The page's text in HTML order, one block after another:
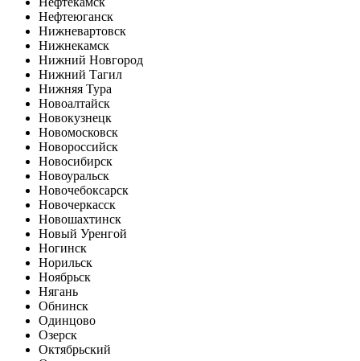
Нефтеюганск
Нижневартовск
Нижнекамск
Нижний Новгород
Нижний Тагил
Нижняя Тура
Новоалтайск
Новокузнецк
Новомосковск
Новороссийск
Новосибирск
Новоуральск
Новочебоксарск
Новочеркасск
Новошахтинск
Новый Уренгой
Ногинск
Норильск
Ноябрьск
Нягань
Обнинск
Одинцово
Озерск
Октябрьский